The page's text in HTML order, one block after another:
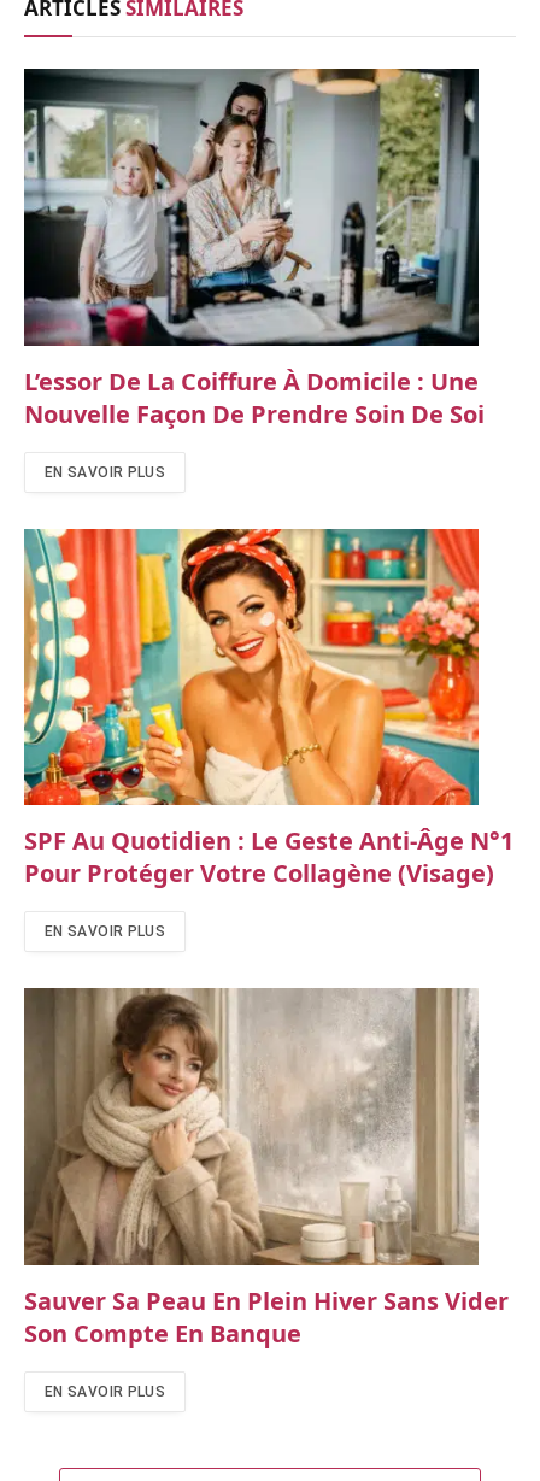
ARTICLESSIMILAIRES
L’essor De La Coiffure À Domicile : Une
Nouvelle Façon De Prendre Soin De Soi
EN SAVOIR PLUS
SPF Au Quotidien : Le Geste Anti‑âge N°1
Pour Protéger Votre Collagène (visage)
EN SAVOIR PLUS
Sauver Sa Peau En Plein Hiver Sans Vider
Son Compte En Banque
EN SAVOIR PLUS